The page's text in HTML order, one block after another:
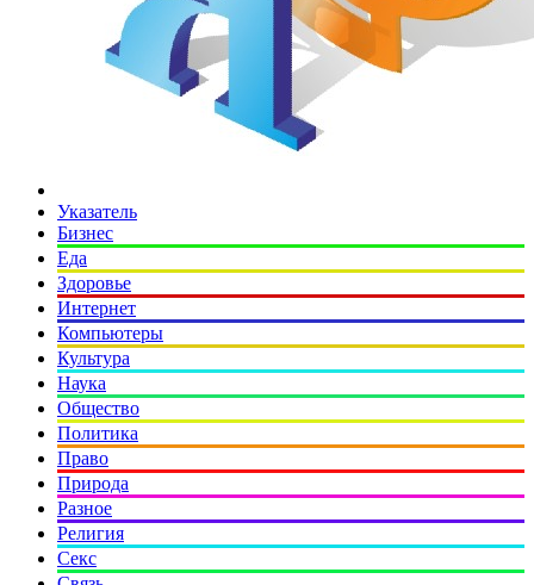
Указатель
Бизнес
Еда
Здоровье
Интернет
Компьютеры
Культура
Наука
Общество
Политика
Право
Природа
Разное
Религия
Секс